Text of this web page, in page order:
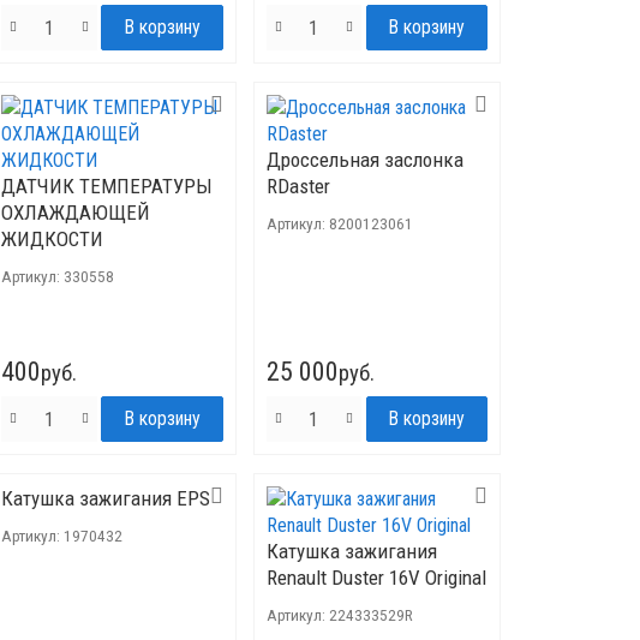
ДАТЧИК ТЕМПЕРАТУРЫ
ОХЛАЖДАЮЩЕЙ
ЖИДКОСТИ
Артикул: 330558
400руб.
Дроссельная заслонка
RDaster
Артикул: 8200123061
25 000руб.
Катушка зажигания EPS
Артикул: 1970432
Катушка зажигания
Renault Duster 16V Original
Артикул: 224333529R